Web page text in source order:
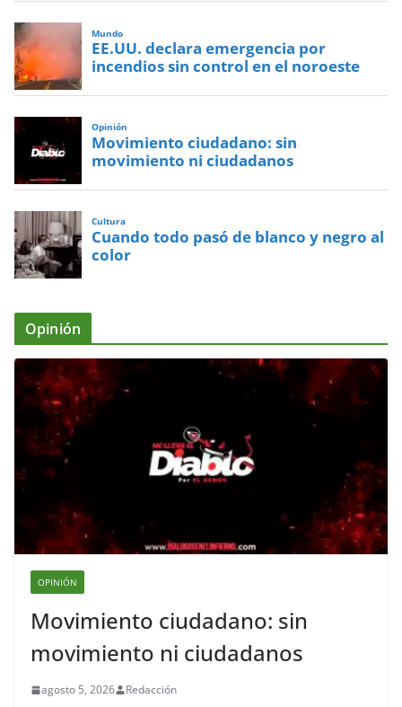
Mundo
EE.UU. declara emergencia por
incendios sin control en el noroeste
Opinión
Movimiento ciudadano: sin
movimiento ni ciudadanos
Cultura
Cuando todo pasó de blanco y negro al
color
Opinión
OPINIÓN
Movimiento ciudadano: sin
movimiento ni ciudadanos
agosto 5, 2026 Redacción